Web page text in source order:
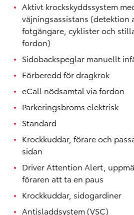
Aktivt krockskyddssystem
väjningsassistans (detektion
fotgängare, cyklister och
fordon)
Sidobackspeglar manuellt
Förberedd för dragkrok
eCall nödsamtal via fordon
Parkeringsbroms elektrisk
Standard
Krockkuddar, förare och
sidan
Driver Attention Alert,
föraren att ta en paus
Krockkuddar, sidogardiner
Antisladdsystem (VSC)